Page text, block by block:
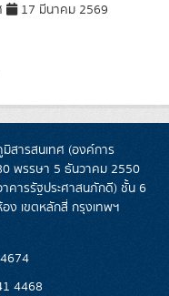
17 มีนาคม 2569
สารสนเทศ (องค์การ
พรรษา 5 ธันวาคม 2550
คารรัฐประศาสนภักดี) ชั้น 6
ง เขตหลักสี่ กรุงเทพฯ
4468